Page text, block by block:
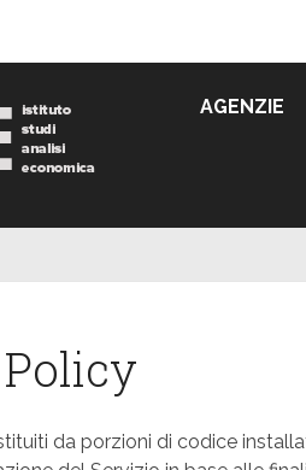
AGENZIE
da porzioni di codice